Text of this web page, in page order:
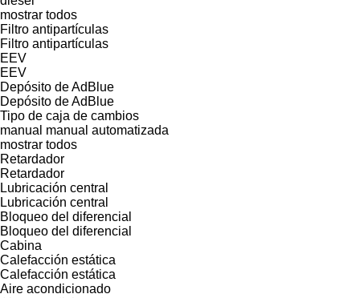
mostrar todos
Filtro antipartículas
Filtro antipartículas
EEV
EEV
Depósito de AdBlue
Depósito de AdBlue
Tipo de caja de cambios
manual manual automatizada
mostrar todos
Retardador
Retardador
Lubricación central
Lubricación central
Bloqueo del diferencial
Bloqueo del diferencial
Cabina
Calefacción estática
Calefacción estática
Aire acondicionado